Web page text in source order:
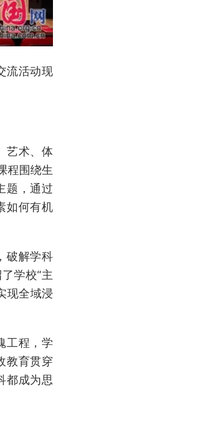
流活动现
艺术、体
程围绕生
题，通过
如何有机
破解学科
学校“主
现全域浸
工程，学
教育贯穿
都成为思